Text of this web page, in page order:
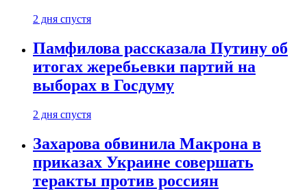
2 дня спустя
Памфилова рассказала Путину об
итогах жеребьевки партий на
выборах в Госдуму
2 дня спустя
Захарова обвинила Макрона в
приказах Украине совершать
теракты против россиян